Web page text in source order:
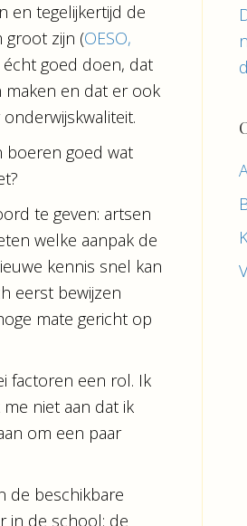
en tegelijkertijd de
groot zijn (OESO,
goed doen, dat
en dat er ook
boeren goed wat
te geven: artsen
welke aanpak de
kennis snel kan
eerst bewijzen
mate gericht op
factoren een rol. Ik
niet aan dat ik
om een paar
de beschikbare
in de school: de